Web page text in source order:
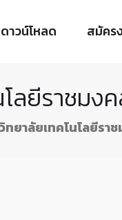
ดาวน์โหลด สมัคร
โลยีราชม
ทยาลัยเทคโนโลยีร